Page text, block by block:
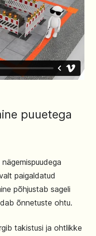
puuetega
paigaldatud
põhjustab sageli
õnnetuste ohtu.
takistusi ja ohtlikke